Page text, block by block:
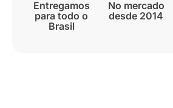
Entregamos
para todo o
Brasil
No mercado
desde 2014